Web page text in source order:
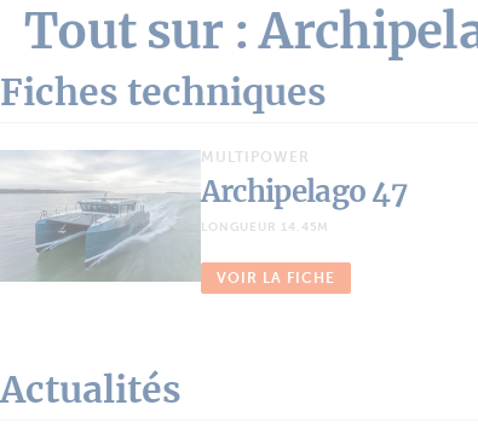
Tout sur :
Fiches techniques
MULTIPOWER
Archipelago 47
LONGUEUR 14.45M
VOIR LA FICHE
Actualités